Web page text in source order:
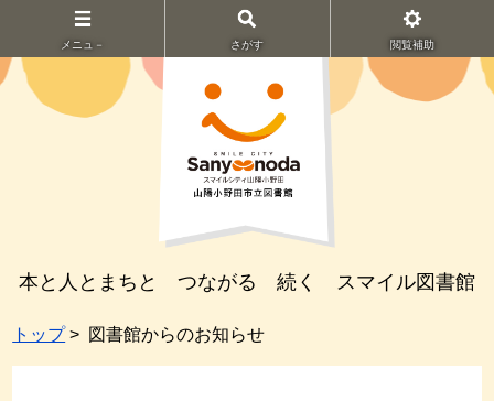
メニュ－ さがす 閲覧補助
本と人とまちと つながる 続く スマイル図書館
トップ> 図書館からのお知らせ